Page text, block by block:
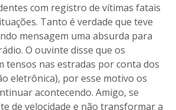
com registro de vítimas fatais
Tanto é verdade que teve
mensagem uma absurda para
O ouvinte disse que os
tensos nas estradas por conta dos
eletrônica), por esse motivo os
acontecendo. Amigo, se
de velocidade e não transformar a